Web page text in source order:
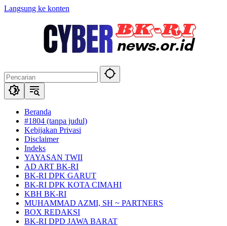
Langsung ke konten
Beranda
#1804 (tanpa judul)
Kebijakan Privasi
Disclaimer
Indeks
YAYASAN TWII
AD ART BK-RI
BK-RI DPK GARUT
BK-RI DPK KOTA CIMAHI
KBH BK-RI
MUHAMMAD AZMI, SH ~ PARTNERS
BOX REDAKSI
BK-RI DPD JAWA BARAT